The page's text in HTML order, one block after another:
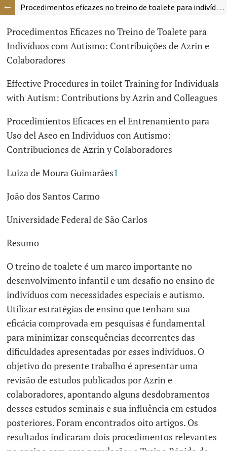
Procedimentos eficazes no treino de toalete para indivíduos com autismo: Contribuições de Azrin e colaboradores